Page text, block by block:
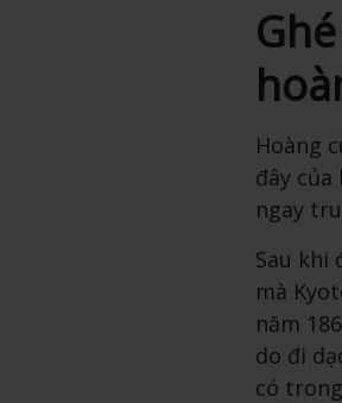
Hoàng
đây
ngay
Sau khi
mà
năm
do đi
có